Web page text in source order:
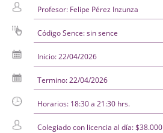
Profesor: Felipe Pérez Inzunza
Código Sence: sin sence
Inicio: 22/04/2026
Termino: 22/04/2026
Horarios: 18:30 a 21:30 hrs.
Colegiado con licencia al día: $38.000